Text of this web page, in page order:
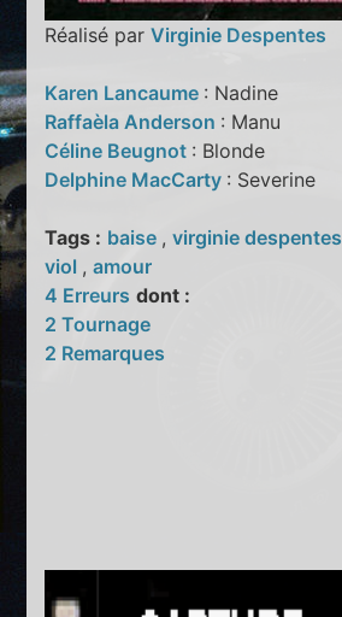
Réalisé parVirginie Despentes
Karen Lancaume : Nadine
Raffaèla Anderson : Manu
Céline Beugnot : Blonde
Delphine MacCarty : Severine
Tags : baise ,virginie despentes
viol ,amour
4 Erreurs dont :
2 Tournage
2 Remarques